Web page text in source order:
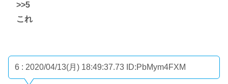
>>5
これ
6 : 2020/04/13(月) 18:49:37.73 ID:PbMym4FXM